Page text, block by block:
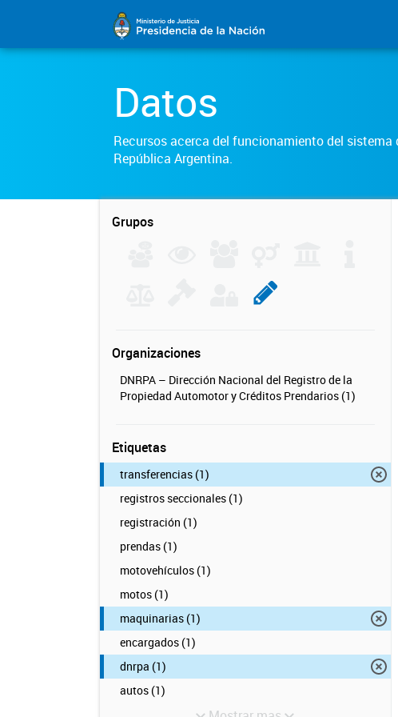
Datos
Recursos acerca del funcionamiento del sistema
República Argentina.
Grupos
Organizaciones
DNRPA – Dirección Nacional del Registro de la
Propiedad Automotor y Créditos Prendarios (1)
Etiquetas
transferencias (1)
registros seccionales (1)
registración (1)
prendas (1)
motovehículos (1)
motos (1)
maquinarias (1)
encargados (1)
dnrpa (1)
autos (1)